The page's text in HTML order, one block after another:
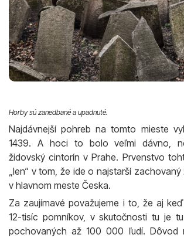
Horby sú zanedbané a upadnuté.
Najdávnejší pohreb na tomto mieste
1439. A hoci to bolo veľmi dávno,
židovský cintorín v Prahe. Prvenstvo
„len“ v tom, že ide o najstarší
v hlavnom meste Česka.
Za zaujímavé považujeme i to, že aj
12-tisíc pomníkov, v skutočnosti tu je
pochovaných až 100 000 ľudí. Dôvod